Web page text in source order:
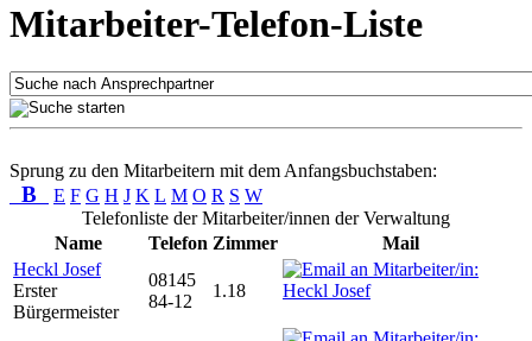
Mitarbeiter-Telefon-Liste
Sprung zu den Mitarbeitern mit dem Anfangsbuchstaben:
B E F G H J K L M O R S W
Telefonliste der Mitarbeiter/innen der Verwaltung
Name
Telefon Zimmer
Mail
Heckl Josef
Erster
Bürgermeister
08145
84-12
1.18